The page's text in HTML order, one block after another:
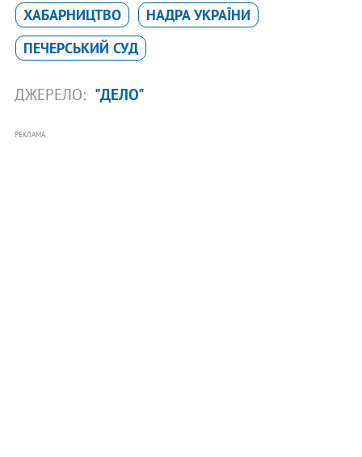
ХАБАРНИЦТВО
НАДРА УКРАЇНИ
ПЕЧЕРСЬКИЙ СУД
ДЖЕРЕЛО: "ДЕЛО"
РЕКЛАМА